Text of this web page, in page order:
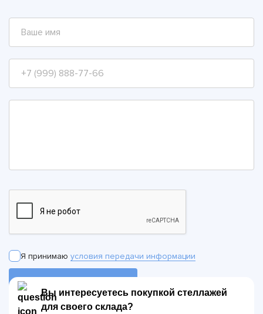
Я принимаю условия передачи информации
ОТПРАВИТЬ ЗАЯВКУ
Вы интересуетесь покупкой стеллажей
для своего склада?